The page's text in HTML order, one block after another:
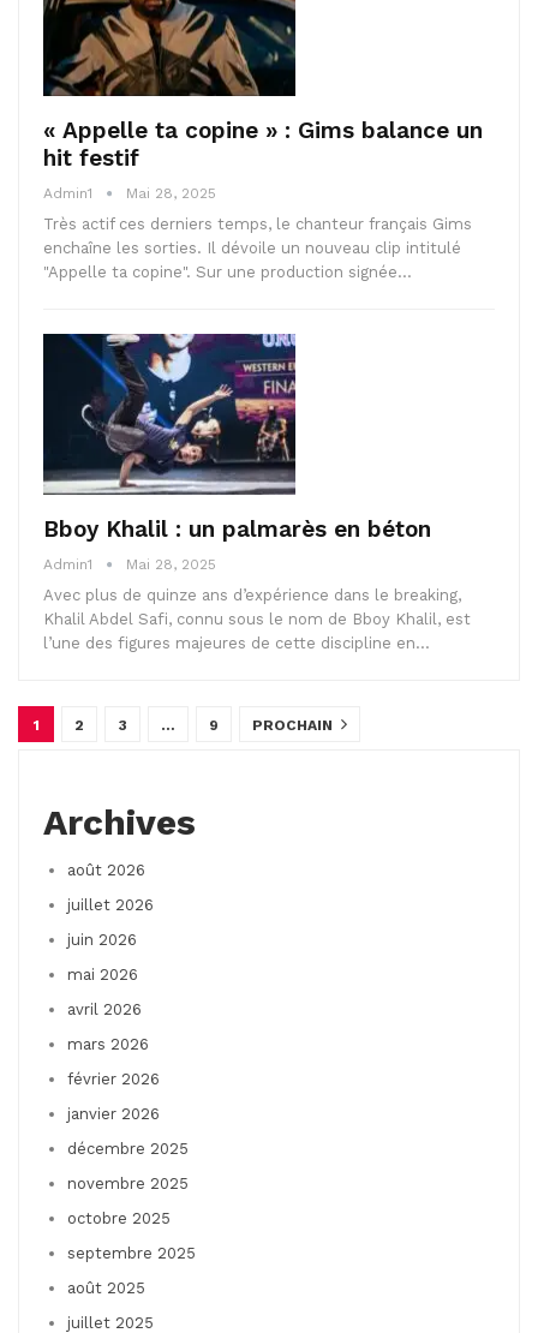
« Appelle ta copine » : Gims balance un
hit festif
Admin1 Mai 28, 2025
Très actif ces derniers temps, le chanteur français Gims
enchaîne les sorties. Il dévoile un nouveau clip intitulé
"Appelle ta copine". Sur une production signée…
Bboy Khalil : un palmarès en béton
Admin1 Mai 28, 2025
Avec plus de quinze ans d’expérience dans le breaking,
Khalil Abdel Safi, connu sous le nom de Bboy Khalil, est
l’une des figures majeures de cette discipline en…
1 2 3 … 9 PROCHAIN
Archives
août 2026
juillet 2026
juin 2026
mai 2026
avril 2026
mars 2026
février 2026
janvier 2026
décembre 2025
novembre 2025
octobre 2025
septembre 2025
août 2025
juillet 2025